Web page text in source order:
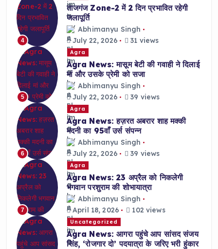
4
ताजगंज Zone-2 में 2 दिन प्रभावित रहेगी
जलापूर्ति
Abhimanyu Singh
July 22, 2026
31 views
5
Agra
Agra News: मासूम बेटी की गवाही ने दिलाई
मां और उसके प्रेमी को सजा
Abhimanyu Singh
July 22, 2026
39 views
6
Agra
Agra News: हज़रत अबरार शाह मक्की
मदनी का 95वाँ उर्स संपन्न
Abhimanyu Singh
July 22, 2026
39 views
7
Agra
Agra News: 23 अप्रैल को निकलेगी
भगवान परशुराम की शोभायात्रा
Abhimanyu Singh
April 18, 2026
102 views
Uncategorized
Agra News: आगरा पहुंचे आप सांसद संजय
सिंह, ‘रोजगार दो’ पदयात्रा के जरिए भरी हुंकार